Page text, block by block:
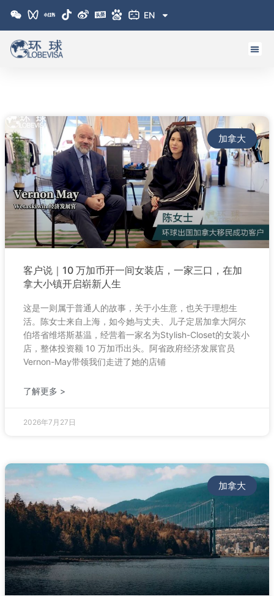
EN
加拿大
客户说｜10 万加币开一间女装店，一家三口，在加
拿大小镇开启崭新人生
这是一则属于普通人的故事，关于小生意，也关于理想生
活。陈女士来自上海，如今她与丈夫、儿子定居加拿大阿尔
伯塔省维塔斯基温，经营着一家名为Stylish-Closet的女装小
店，整体投资额 10 万加币出头。阿省政府经济发展官员
Vernon-May带领我们走进了她的店铺
了解更多 >
2026年7月27日
加拿大
PagePagePagePage